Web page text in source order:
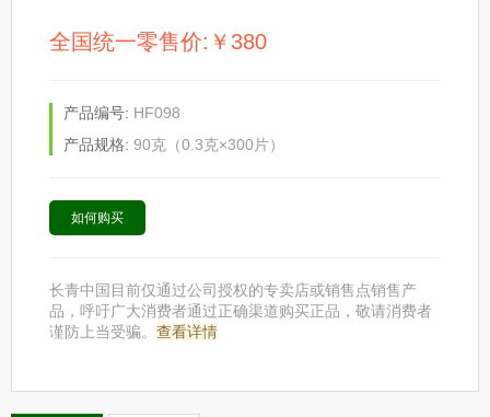
全国统一零售价:￥380
产品编号: HF098
产品规格: 90克（0.3克×300片）
如何购买
长青中国目前仅通过公司授权的专卖店或销售点销售产
品，呼吁广大消费者通过正确渠道购买正品，敬请消费者
谨防上当受骗。 查看详情